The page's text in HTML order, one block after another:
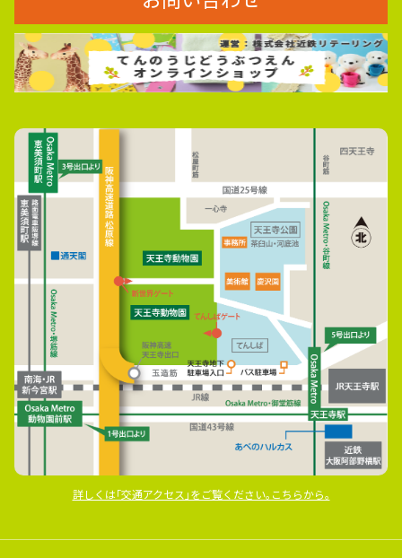
詳しくは｢交通アクセス｣をご覧ください｡こちらから｡